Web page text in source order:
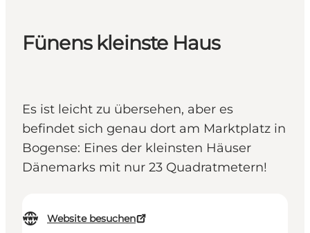
Fünens kleinste Haus
Es ist leicht zu übersehen, aber es
befindet sich genau dort am Marktplatz in
Bogense: Eines der kleinsten Häuser
Dänemarks mit nur 23 Quadratmetern!
Website besuchen